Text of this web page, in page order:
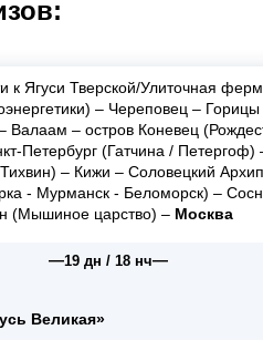
к Ягуси Тверской/Улиточная
– Череповец – Горицы
Валаам – остров Коневец
Петербург (Гатчина / Петергоф)
– Кижи – Соловецкий
- Мурманск - Беломорск) –
(Мышиное царство) – Москва
—19 дн / 18 нч—
Великая»